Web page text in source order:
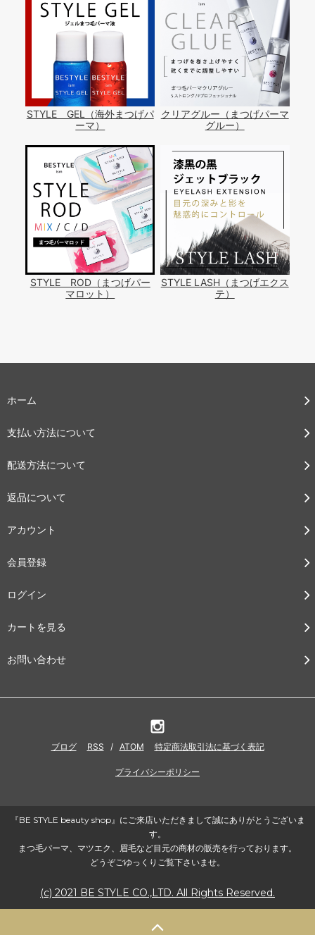
STYLE GEL（海外まつげパ
ーマ）
クリアグルー（まつげパーマ
グルー）
STYLE ROD（まつげパー
マロット）
STYLE LASH（まつげエクス
テ）
ホーム
支払い方法について
配送方法について
返品について
アカウント
会員登録
ログイン
カートを見る
お問い合わせ
ブログ RSS / ATOM 特定商法取引法に基づく表記
プライバシーポリシー
『BE STYLE beauty shop』にご来店いただきまして誠にありがとうございま
す。
まつ毛パーマ、マツエク、眉毛など目元の商材の販売を行っております。
どうぞごゆっくりご覧下さいませ。
(c) 2021 BE STYLE CO.,LTD. All Rights Reserved.